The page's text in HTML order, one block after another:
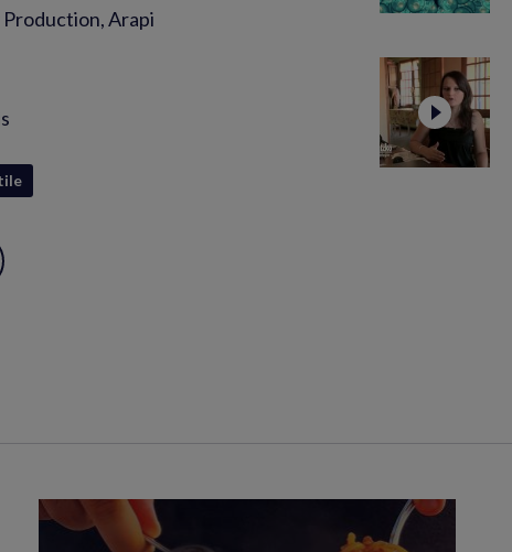
Arapi